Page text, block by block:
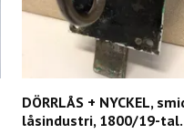
DÖRRLÅS + NYCKEL,
låsindustri, 1800/19-tal.